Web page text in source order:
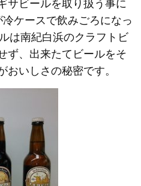
サビールを取り扱う事に
ケースで飲みごろになっ
は南紀白浜のクラフトビ
ず、出来たてビールをそ
おいしさの秘密です。